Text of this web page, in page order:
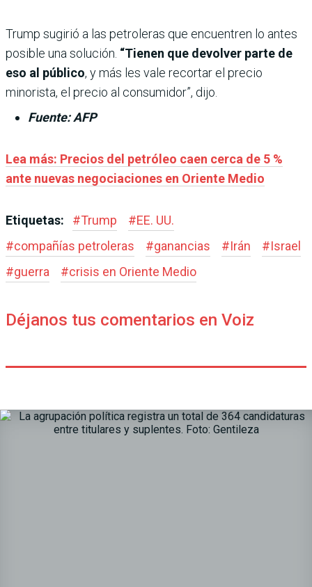
Trump sugirió a las petroleras que encuentren lo antes
posible una solución. “Tienen que devolver parte de
eso al público, y más les vale recortar el precio
minorista, el precio al consumidor”, dijo.
Fuente: AFP
Lea más: Precios del petróleo caen cerca de 5 %
ante nuevas negociaciones en Oriente Medio
Etiquetas: #Trump #EE. UU.
#compañías petroleras #ganancias #Irán #Israel
#guerra #crisis en Oriente Medio
Déjanos tus comentarios en Voiz